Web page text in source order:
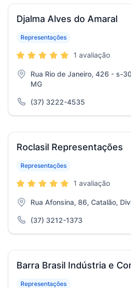
Djalma Alves do Amaral
Representações
1 avaliação
Rua Rio de Janeiro, 426 - s-
MG
(37) 3222-4535
Roclasil Representações
Representações
1 avaliação
Rua Afonsina, 86, Catalão,
(37) 3212-1373
Barra Brasil Indústria e
Representações